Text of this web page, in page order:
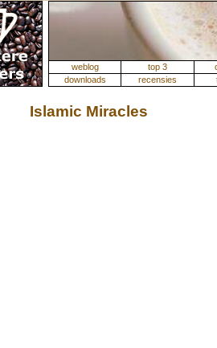
weblog top 3
downloads
recensies
Islamic Miracles